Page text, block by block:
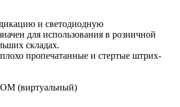
и светодиодную
для использования в розничной
складах.
пропечатанные и стертые штрих-
(виртуальный)